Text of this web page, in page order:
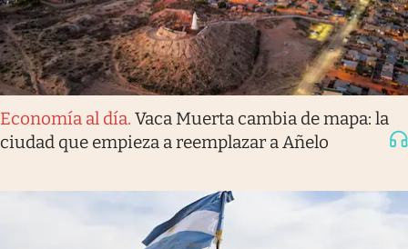
Economía al día. Vaca Muerta cambia de mapa: la
ciudad que empieza a reemplazar a Añelo